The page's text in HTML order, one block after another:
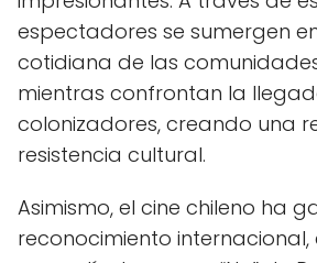
espectadores se sumergen
cotidiana de las
mientras confrontan la
colonizadores, creando una
resistencia cultural.
Asimismo, el cine chileno ha
reconocimiento